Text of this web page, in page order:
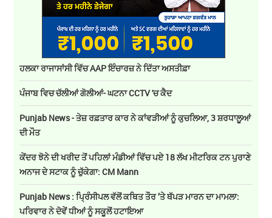
ਹਲਕਾ ਰਾਜਾਸਾਂਸੀ ਵਿੱਚ AAP ਇੰਚਾਰਜ਼ ਨੇ ਦਿੱਤਾ ਅਸਤੀਫ਼ਾ
ਪੰਜਾਬ ਵਿਚ ਚੱਲੀਆਂ ਗੋਲੀਆਂ- ਘਟਨਾ CCTV 'ਚ ਕੈਦ
Punjab News - ਤੇਜ਼ ਰਫ਼ਤਾਰ ਕਾਰ ਨੇ ਕਾਂਵੜੀਆਂ ਨੂੰ ਕੁਚਲਿਆ, 3 ਸ਼ਰਧਾਲੂਆਂ
ਦੀ ਮੌਤ
ਕੇਂਦਰ ਝੋਨੇ ਦੀ ਖਰੀਦ ਤੋਂ ਪਹਿਲਾਂ ਮੰਡੀਆਂ ਵਿੱਚ ਪਏ 18 ਲੱਖ ਮੀਟਰਿਕ ਟਨ ਪੁਰਾਣੇ
ਅਨਾਜ ਦੇ ਸਟਾਕ ਨੂੰ ਚੁੱਕੇਗਾ: CM Mann
Punjab News : ਪ੍ਰਿੰਸੀਪਲ ਵੱਲੋਂ ਕਥਿਤ ਤੌਰ ’ਤੇ ਥੱਪੜ ਮਾਰਨ ਦਾ ਮਾਮਲਾ:
ਪਰਿਵਾਰ ਨੇ ਦੋਵੇਂ ਧੀਆਂ ਨੂੰ ਸਕੂਲੋਂ ਹਟਾਇਆ